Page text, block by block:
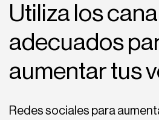
Utiliza los
adecuados
aumentar tus
Redes sociales para